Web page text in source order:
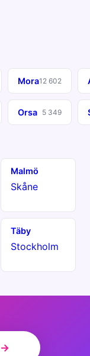
Mora12 602
Orsa 5 349
Malmö
Skåne
Täby
Stockholm
→